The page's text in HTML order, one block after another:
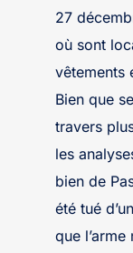
27
où sont
vêtements
Bien que
travers
les
bien de
été tué
que l’arme